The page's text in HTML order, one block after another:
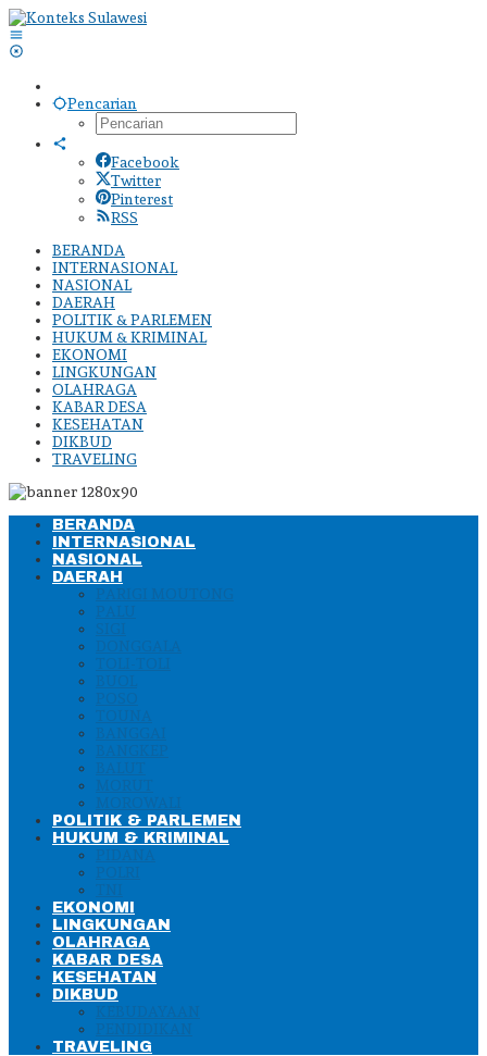
Lewati
ke
konten
Pencarian
Facebook
Twitter
Pinterest
RSS
BERANDA
INTERNASIONAL
NASIONAL
DAERAH
POLITIK & PARLEMEN
HUKUM & KRIMINAL
EKONOMI
LINGKUNGAN
OLAHRAGA
KABAR DESA
KESEHATAN
DIKBUD
TRAVELING
BERANDA
INTERNASIONAL
NASIONAL
DAERAH
PARIGI MOUTONG
PALU
SIGI
DONGGALA
TOLI-TOLI
BUOL
POSO
TOUNA
BANGGAI
BANGKEP
BALUT
MORUT
MOROWALI
POLITIK & PARLEMEN
HUKUM & KRIMINAL
PIDANA
POLRI
TNI
EKONOMI
LINGKUNGAN
OLAHRAGA
KABAR DESA
KESEHATAN
DIKBUD
KEBUDAYAAN
PENDIDIKAN
TRAVELING